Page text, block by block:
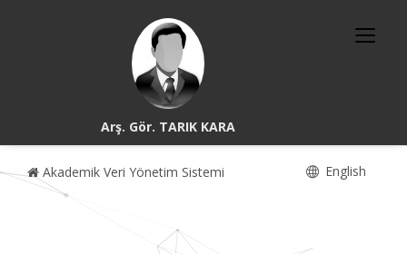
Arş. Gör. TARIK KARA
Akademik Veri Yönetim Sistemi English